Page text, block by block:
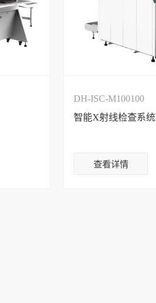
DH-ISC-M100100
智能X射线检查系统
查看详情